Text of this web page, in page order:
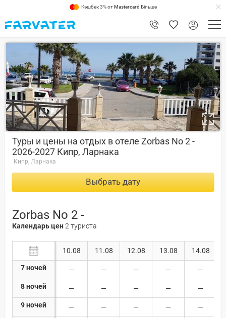
Кэшбек 3% отMastercard Більше
8.6
Туры и цены на отдых в отеле Zorbas No 2 -
2026-2027 Кипр, Ларнака
Кипр, Ларнака
Выбрать дату
Zorbas No 2 -
Календарь цен2 туриста
7 ночей
8 ночей
9 ночей
10.08 11.08 12.08 13.08 14.08